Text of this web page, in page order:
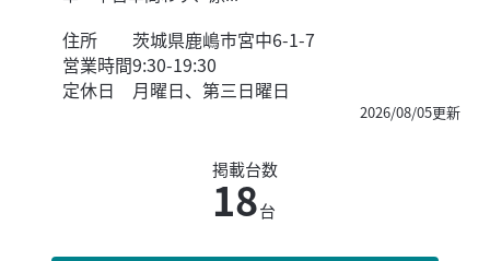
住所
茨城県鹿嶋市宮中6-1-7
営業時間9:30-19:30
定休日
月曜日、第三日曜日
2026/08/05更新
掲載台数
18台